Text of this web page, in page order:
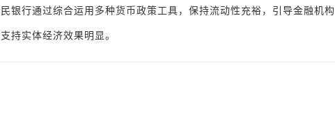
银行通过综合运用多种货币政策工具，保持流动性充裕，引导金融机构
持实体经济效果明显。